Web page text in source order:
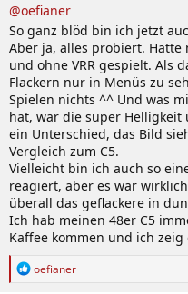
@oefianer
So ganz blöd bin ich jetzt
Aber ja, alles probiert.
und ohne VRR gespielt. Als
Flackern nur in Menüs zu
Spielen nichts ^^ Und was
hat, war die super Helligkeit
ein Unterschied, das Bild
Vergleich zum C5.
Vielleicht bin ich auch so
reagiert, aber es war
überall das geflackere in
Ich hab meinen 48er C5
Kaffee kommen und ich zeig
R
oefianer